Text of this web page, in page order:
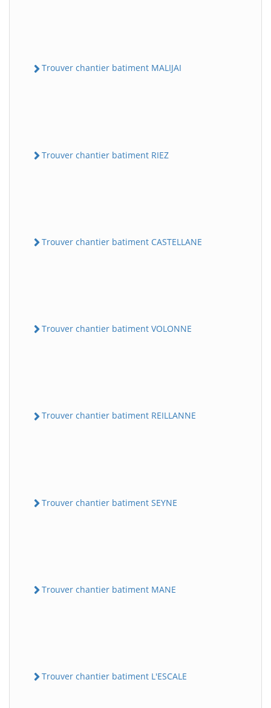
Trouver chantier batiment MALIJAI
Trouver chantier batiment RIEZ
Trouver chantier batiment CASTELLANE
Trouver chantier batiment VOLONNE
Trouver chantier batiment REILLANNE
Trouver chantier batiment SEYNE
Trouver chantier batiment MANE
Trouver chantier batiment L'ESCALE